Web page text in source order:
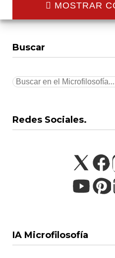
MOSTRAR
Buscar
Redes Sociales.
IA Microfilosofía